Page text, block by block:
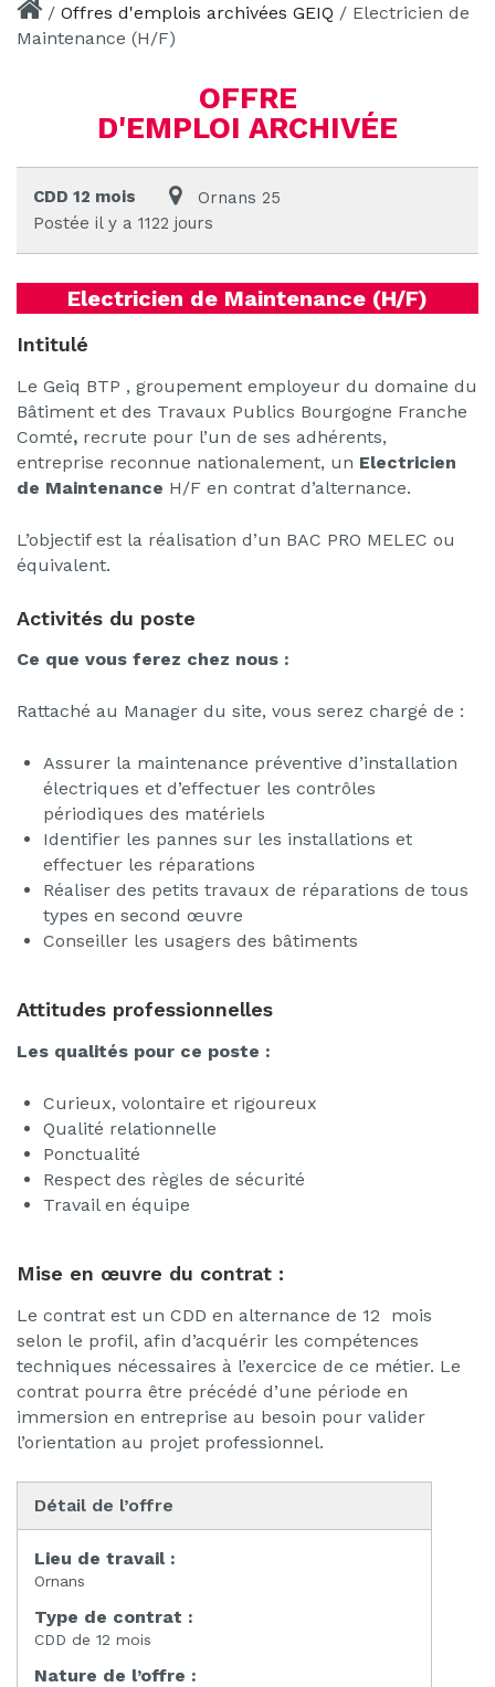
/ Offres d'emplois archivées GEIQ / Electricien de
Maintenance (H/F)
OFFRE
D'EMPLOI ARCHIVÉE
CDD 12 mois
Ornans 25
Postée il y a 1122 jours
Electricien de Maintenance (H/F)
Intitulé
Le Geiq BTP , groupement employeur du domaine du
Bâtiment et des Travaux Publics Bourgogne Franche
Comté, recrute pour l’un de ses adhérents,
entreprise reconnue nationalement, un Electricien
de Maintenance H/F en contrat d’alternance.
L’objectif est la réalisation d’un BAC PRO MELEC ou
équivalent.
Activités du poste
Ce que vous ferez chez nous :
Rattaché au Manager du site, vous serez chargé de :
Assurer la maintenance préventive d’installation
électriques et d’effectuer les contrôles
périodiques des matériels
Identifier les pannes sur les installations et
effectuer les réparations
Réaliser des petits travaux de réparations de tous
types en second œuvre
Conseiller les usagers des bâtiments
Attitudes professionnelles
Les qualités pour ce poste :
Curieux, volontaire et rigoureux
Qualité relationnelle
Ponctualité
Respect des règles de sécurité
Travail en équipe
Mise en œuvre du contrat :
Le contrat est un CDD en alternance de 12 mois
selon le profil, afin d’acquérir les compétences
techniques nécessaires à l’exercice de ce métier. Le
contrat pourra être précédé d’une période en
immersion en entreprise au besoin pour valider
l’orientation au projet professionnel.
Détail de l’offre
Lieu de travail :
Ornans
Type de contrat :
CDD de 12 mois
Nature de l’offre :